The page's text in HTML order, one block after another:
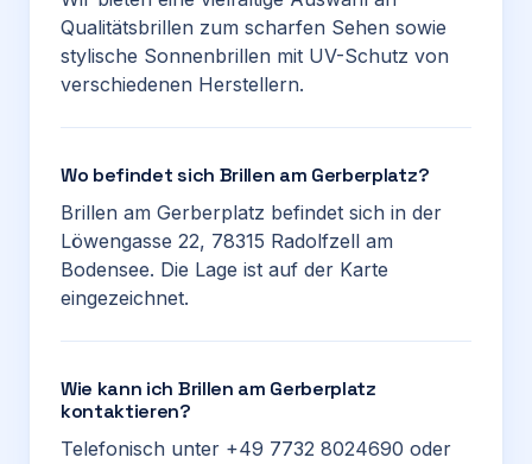
Qualitätsbrillen zum scharfen Sehen sowie
stylische Sonnenbrillen mit UV-Schutz von
verschiedenen Herstellern.
Wo befindet sich Brillen am Gerberplatz?
Brillen am Gerberplatz befindet sich in der
Löwengasse 22, 78315 Radolfzell am
Bodensee. Die Lage ist auf der Karte
eingezeichnet.
Wie kann ich Brillen am Gerberplatz
kontaktieren?
Telefonisch unter +49 7732 8024690 oder